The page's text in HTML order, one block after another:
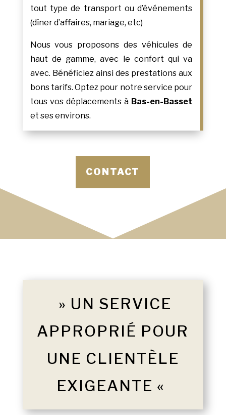
tout type de transport ou d’événements
(dîner d’affaires, mariage, etc)
Nous vous proposons des véhicules de
haut de gamme, avec le confort qui va
avec. Bénéficiez ainsi des prestations aux
bons tarifs. Optez pour notre service pour
tous vos déplacements à Bas-en-Basset
et ses environs.
CONTACT
» UN SERVICE
APPROPRIÉ POUR
UNE CLIENTÈLE
EXIGEANTE «